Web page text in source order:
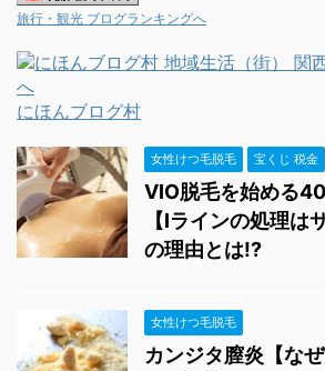
旅行・観光 ブログランキングへ
にほんブログ村
女性けつ毛脱毛 宝くじ 税金
VIO脱毛を始める
【Iラインの処理は
の理由とは!?
女性けつ毛脱毛
カンジタ膣炎【な